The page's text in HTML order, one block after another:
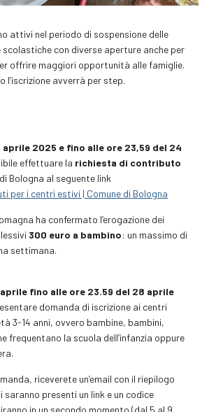
attivi nel periodo di sospensione delle
con diverse aperture anche per
offrire maggiori opportunità alle famiglie.
l’iscrizione avverrà per step.
aprile 2025 e fino alle ore 23,59 del 24
effettuare la richiesta di contributo
Bologna al seguente link
per i centri estivi | Comune di Bologna
ha confermato l’erogazione dei
300 euro a bambino: un massimo di
settimana.
aprile fino alle ore 23.59 del 28 aprile
domanda di iscrizione ai centri
3-14 anni, ovvero bambine, bambini,
frequentano la scuola dell’infanzia oppure
riceverete un’email con il riepilogo
saranno presenti un link e un codice